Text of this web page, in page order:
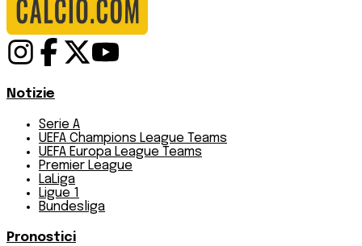
Notizie
Serie A
UEFA Champions League Teams
UEFA Europa League Teams
Premier League
LaLiga
Ligue 1
Bundesliga
Pronostici